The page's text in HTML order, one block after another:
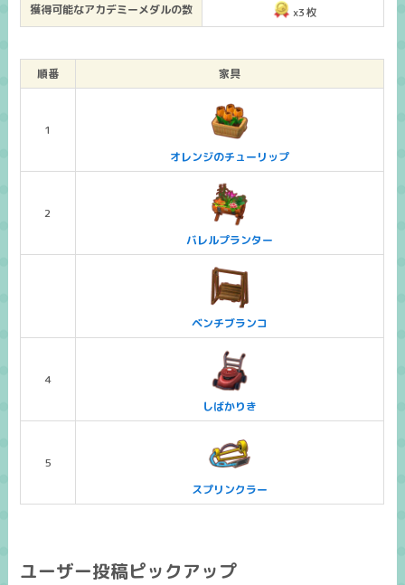
獲得可能なアカデミーメダルの数 x3枚
順番 家具
1
オレンジのチューリップ
2
バレルプランター
ベンチブランコ
4
しばかりき
5
スプリンクラー
ユーザー投稿ピックアップ